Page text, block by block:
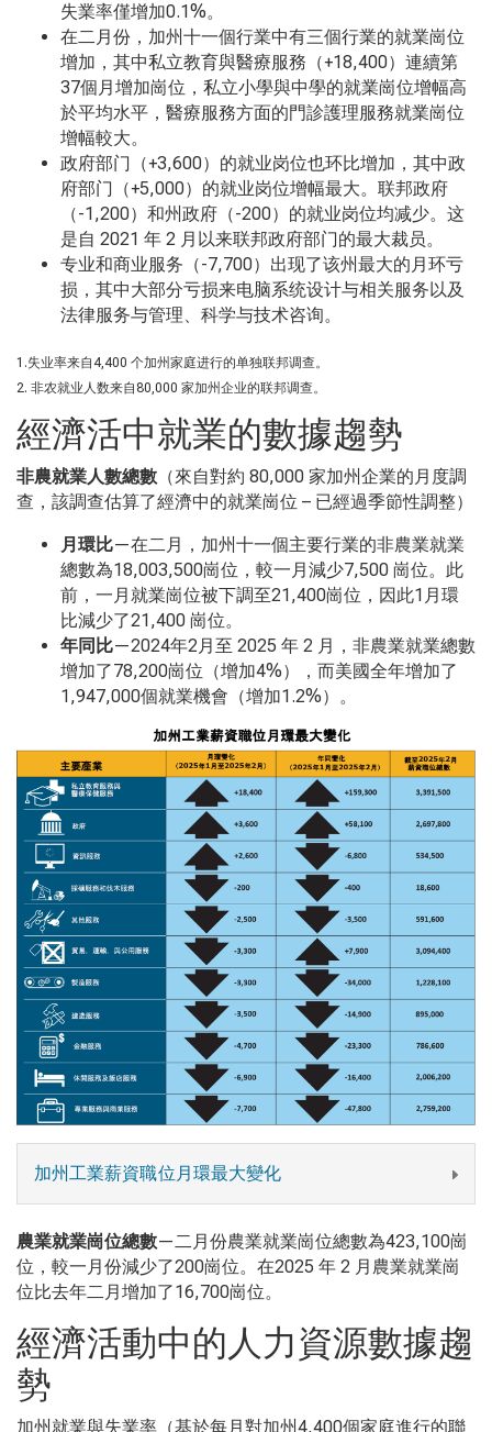
失業率僅增加0.1%。
在二月份，加州十一個行業中有三個行業的就業崗位
增加，其中私立教育與醫療服務（+18,400）連續第
37個月增加崗位，私立小學與中學的就業崗位增幅高
於平均水平，醫療服務方面的門診護理服務就業崗位
增幅較大。
政府部门（+3,600）的就业岗位也环比增加，其中政
府部门（+5,000）的就业岗位增幅最大。联邦政府
（-1,200）和州政府（-200）的就业岗位均减少。这
是自 2021 年 2 月以来联邦政府部门的最大裁员。
专业和商业服务（-7,700）出现了该州最大的月环亏
损，其中大部分亏损来电脑系统设计与相关服务以及
法律服务与管理、科学与技术咨询。
1.失业率来自4,400 个加州家庭进行的单独联邦调查。
2. 非农就业人数来自80,000 家加州企业的联邦调查。
經濟活中就業的數據趨勢
非農就業人數總數 （來自對約 80,000 家加州企業的月度調
查，該調查估算了經濟中的就業崗位 – 已經過季節性調整）
月環比—在二月，加州十一個主要行業的非農業就業
總數為18,003,500崗位，較一月減少7,500 崗位。此
前，一月就業崗位被下調至21,400崗位，因此1 月環
比減少了21,400 崗位。
年同比—2024年2月至 2025 年 2 月，非農業就業總數
增加了78,200崗位（增加4%），而美國全年增加了
1,947,000個就業機會（增加1.2%）。
加州工業薪資職位月環最大變化
農業就業崗位總數—二月份農業就業崗位總數為423,100崗
位，較一月份減少了200崗位。在2025 年 2 月農業就業崗
位比去年二月增加了16,700崗位。
經濟活動中的人力資源數據趨
勢
加州就業與失業率（基於每月對加州4,400個家庭進行的聯